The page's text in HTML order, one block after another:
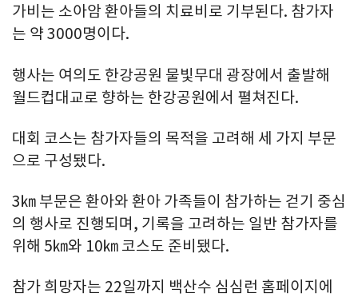
가비는 소아암 환아들의 치료비로 기부된다. 참가자
는 약 3000명이다.
행사는 여의도 한강공원 물빛무대 광장에서 출발해
월드컵대교로 향하는 한강공원에서 펼쳐진다.
대회 코스는 참가자들의 목적을 고려해 세 가지 부문
으로 구성됐다.
3㎞ 부문은 환아와 환아 가족들이 참가하는 걷기 중심
의 행사로 진행되며, 기록을 고려하는 일반 참가자를
위해 5㎞와 10㎞ 코스도 준비됐다.
참가 희망자는 22일까지 백산수 심심런 홈페이지에